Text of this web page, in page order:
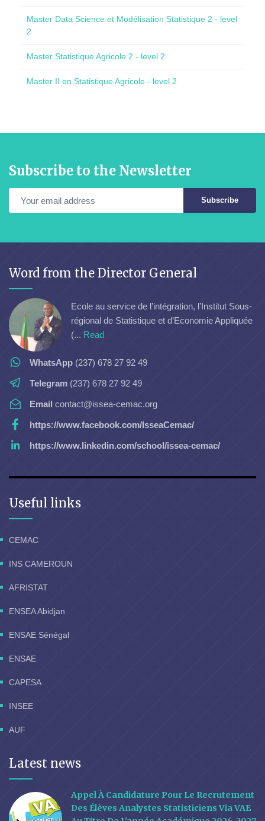
Master Data Science et Modélisation Statistique 2 - level
2
Master Statistique Agricole 2 - level 2
Master II en Statistique Agricole - level 2
Subscribe to the Newsletter
Subscribe
Word from the Director General
Ecole au service de l’intégration, l’Institut Sous-
régional de Statistique et d’Economie Appliquée
(... Read
WhatsApp (237) 678 27 92 49
Telegram (237) 678 27 92 49
Email contact@issea-cemac.org
https://www.facebook.com/IsseaCemac/
https://www.linkedin.com/school/issea-cemac/
Useful links
CEMAC
INS CAMEROUN
AFRISTAT
ENSEA Abidjan
ENSAE Sénégal
ENSAE
CAPESA
INSEE
AUF
Latest news
Appel À Candidature Pour Le Recrutement
Des Élèves Analystes Statisticiens Via VAE